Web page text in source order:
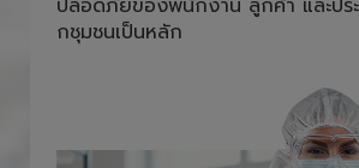
กชุมชนเป็นหลัก